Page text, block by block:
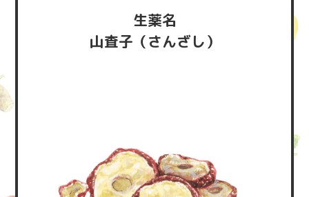
生薬名
山査子（さんざし）